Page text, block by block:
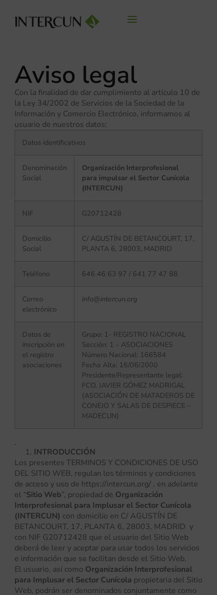
Aviso legal
Con la finalidad de dar cumplimiento al artículo 10 de
la Ley 34/2002 de Servicios de la Sociedad de la
Información y Comercio Electrónico, informamos al
usuario de nuestros datos:
Datos identificativos
Denominación
Social
Organización Interprofesional
para impulsar el Sector Cunícola
(INTERCUN)
NIF G20712428
Domicilio
Social
C/ AGUSTÍN DE BETANCOURT, 17,
PLANTA 6, 28003, MADRID
Teléfono 646 46 63 97 / 641 77 47 88
Correo
electrónico
info@intercun.org
Datos de
inscripción en
el registro
asociaciones
Grupo: 1- REGISTRO NACIONAL
Sección: 1 – ASOCIACIONES
Número Nacional: 166584
Fecha Alta: 16/06/2000
Presidente/Representante legal:
FCO. JAVIER GÓMEZ MADRIGAL
(ASOCIACIÓN DE MATADEROS DE
CONEJO Y SALAS DE DESPIECE –
MADECUN)
INTRODUCCIÓN
Los presentes TERMINOS Y CONDICIONES DE USO
DEL SITIO WEB, regulan los términos y condiciones
de acceso y uso de https://intercun.org/ , en adelante
el “Sitio Web”, propiedad de Organización
Interprofesional para Implusar el Sector Cunícola
(INTERCUN) con domicilio en C/ AGUSTÍN DE
BETANCOURT, 17, PLANTA 6, 28003, MADRID y
con NIF G20712428 que el usuario del Sitio Web
deberá de leer y aceptar para usar todos los servicios
e información que se facilitan desde el Sitio Web.
El usuario, así como Organización Interprofesional
para Implusar el Sector Cunícola propietaria del Sitio
Web, podrán ser denominados conjuntamente como